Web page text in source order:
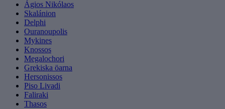
Ágios Nikólaos
Skalánion
Delphi
Ouranoupolis
Mykines
Knossos
Megalochori
Grekiska öarna
Hersonissos
Piso Livadi
Faliraki
Thasos